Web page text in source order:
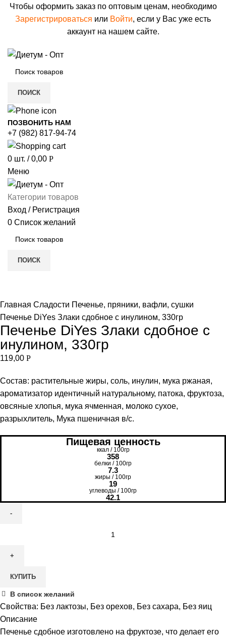
Чтобы оформить заказ по оптовым ценам, необходимо
Зарегистрироваться или Войти, если у Вас уже есть
аккаунт на нашем сайте.
ПОИСК
ПОЗВОНИТЬ НАМ
+7 (982) 817-94-74
0 шт. / 0,00 Р
Меню
Категории товаров
Вход / Регистрация
0 Список желаний
ПОИСК
Главная Сладости Печенье, пряники, вафли, сушки
Печенье DiYes Злаки сдобное с инулином, 330гр
Печенье DiYes Злаки сдобное с
инулином, 330гр
119,00 Р
Состав: растительные жиры, соль, инулин, мука ржаная,
ароматизатор идентичный натуральному, патока, фруктоза,
овсяные хлопья, мука ячменная, молоко сухое,
разрыхлитель, Мука пшеничная в/с.
Пищевая ценность
ккал / 100гр
358
белки / 100гр
7.3
жиры / 100гр
19
углеводы / 100гр
42.1
Печенье
Злаки
сдобное
с
инулином,
330гр
КУПИТЬ
В список желаний
Свойства: Без лактозы, Без орехов, Без сахара, Без яиц
Описание
Печенье сдобное изготовлено на фруктозе, что делает его